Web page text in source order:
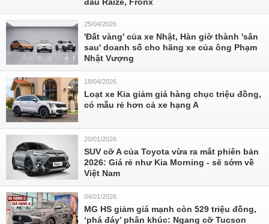
25/04/2026
'Đất vàng' của xe Nhật, Hàn giờ thành 'sân
sau' doanh số cho hãng xe của ông Phạm
Nhật Vượng
18/04/2026
Loạt xe Kia giảm giá hàng chục triệu đồng,
có mẫu rẻ hơn cả xe hạng A
20/01/2026
SUV cỡ A của Toyota vừa ra mắt phiên bản
2026: Giá rẻ như Kia Morning - sẽ sớm về
Việt Nam
04/01/2026
MG HS giảm giá mạnh còn 529 triệu đồng,
‘phá đáy’ phân khúc: Ngang cỡ Tucson